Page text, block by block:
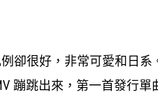
例卻很好 ， 非常可愛和日系
蹦跳出來 ， 第一首發行單